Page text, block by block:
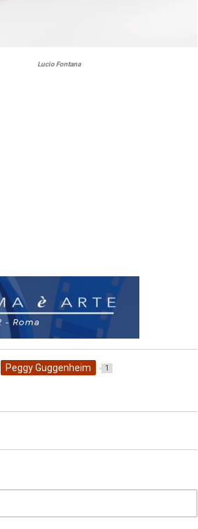
Lucio Fontana
Peggy Guggenheim 1